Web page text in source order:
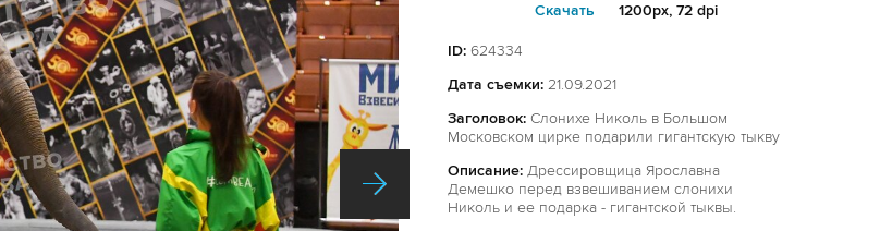
Cкачать 1200px, 72 dpi
ID: 624334
Дата съемки: 21.09.2021
Заголовок: Слонихе Николь в Большом
Московском цирке подарили гигантскую тыкву
Описание: Дрессировщица Ярославна
Демешко перед взвешиванием слонихи
Николь и ее подарка - гигантской тыквы.